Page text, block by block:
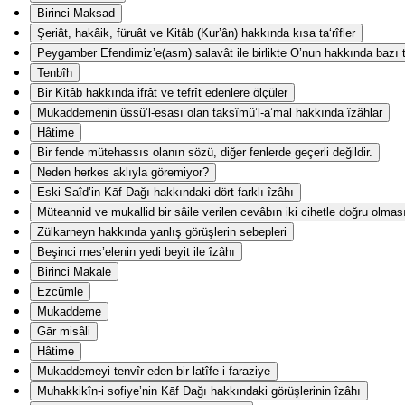
Birinci Maksad
Şeriât, hakâik, füruât ve Kitâb (Kur’ân) hakkında kısa ta‘rîfler
Peygamber Efendimiz’e(asm) salavât ile birlikte O’nun hakkında bazı
Tenbîh
Bir Kitâb hakkında ifrât ve tefrît edenlere ölçüler
Mukaddemenin üssü’l-esası olan taksîmü’l-a’mal hakkında îzâhlar
Hâtime
Bir fende mütehassıs olanın sözü, diğer fenlerde geçerli değildir.
Neden herkes aklıyla göremiyor?
Eski Saîd’in Kāf Dağı hakkındaki dört farklı îzâhı
Müteannid ve mukallid bir sâile verilen cevâbın iki cihetle doğru olması
Zülkarneyn hakkında yanlış görüşlerin sebepleri
Beşinci mes’elenin yedi beyit ile îzâhı
Birinci Makāle
Ezcümle
Mukaddeme
Gār misâli
Hâtime
Mukaddemeyi tenvîr eden bir latîfe-i faraziye
Muhakkikîn-i sofiye’nin Kāf Dağı hakkındaki görüşlerinin îzâhı